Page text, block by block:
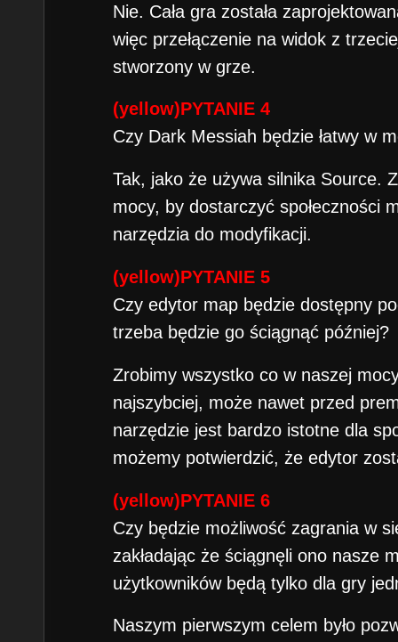
Nie. Cała gra została
więc przełączenie na widok z
stworzony w grze.
(yellow)PYTANIE 4
Czy Dark Messiah będzie łatwy w
Tak, jako że używa silnika Source.
mocy, by dostarczyć społeczności
narzędzia do modyfikacji.
(yellow)PYTANIE 5
Czy edytor map będzie dostępny
trzeba będzie go ściągnąć później?
Zrobimy wszystko co w naszej
najszybciej, może nawet przed
narzędzie jest bardzo istotne dla
możemy potwierdzić, że edytor
(yellow)PYTANIE 6
Czy będzie możliwość zagrania w
zakładając że ściągnęli ono nasze
użytkowników będą tylko dla gry
Naszym pierwszym celem było